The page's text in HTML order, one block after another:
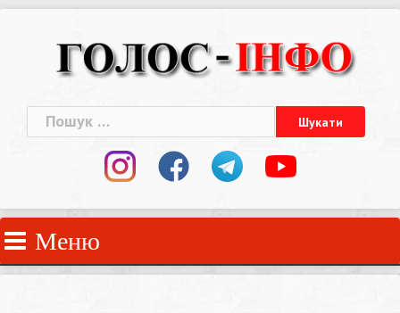
Пошук:
Меню